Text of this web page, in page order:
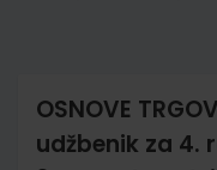
OSNOVE
udžbenik za 4.